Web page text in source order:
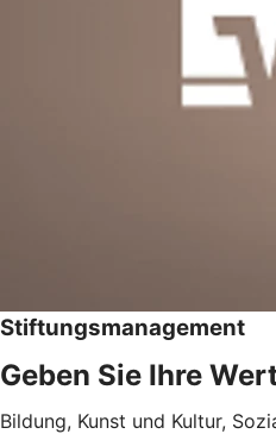
Stiftungsmanagement
Geben Sie Ihre
Bildung, Kunst und Kultur,